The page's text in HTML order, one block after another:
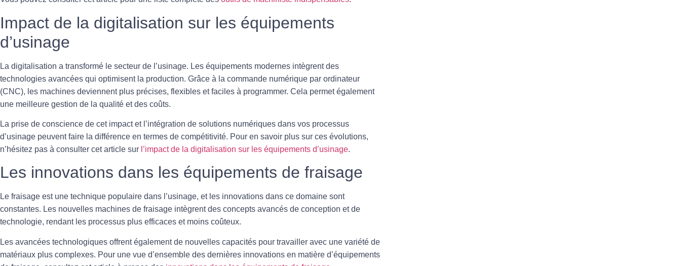
Impact de la digitalisation sur les équipements
d’usinage
La digitalisation a transformé le secteur de l’usinage. Les équipements modernes intègrent des
technologies avancées qui optimisent la production. Grâce à la commande numérique par ordinateur
(CNC), les machines deviennent plus précises, flexibles et faciles à programmer. Cela permet également
une meilleure gestion de la qualité et des coûts.
La prise de conscience de cet impact et l’intégration de solutions numériques dans vos processus
d’usinage peuvent faire la différence en termes de compétitivité. Pour en savoir plus sur ces évolutions,
n’hésitez pas à consulter cet article sur l’impact de la digitalisation sur les équipements d’usinage.
Les innovations dans les équipements de fraisage
Le fraisage est une technique populaire dans l’usinage, et les innovations dans ce domaine sont
constantes. Les nouvelles machines de fraisage intègrent des concepts avancés de conception et de
technologie, rendant les processus plus efficaces et moins coûteux.
Les avancées technologiques offrent également de nouvelles capacités pour travailler avec une variété de
matériaux plus complexes. Pour une vue d’ensemble des dernières innovations en matière d’équipements